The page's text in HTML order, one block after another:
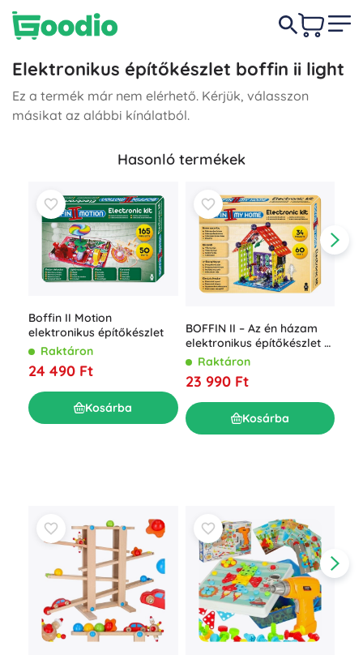
Elektronikus építőkészlet boffin ii light
Ez a termék már nem elérhető. Kérjük, válasszon
másikat az alábbi kínálatból.
Hasonló termékek
Boffin II Motion
elektronikus építőkészlet
Raktáron
24 490 Ft
Kosárba
BOFFIN II – Az én házam
elektronikus építőkészlet –
okosotthon gyerekeknek
Raktáron
23 990 Ft
Kosárba